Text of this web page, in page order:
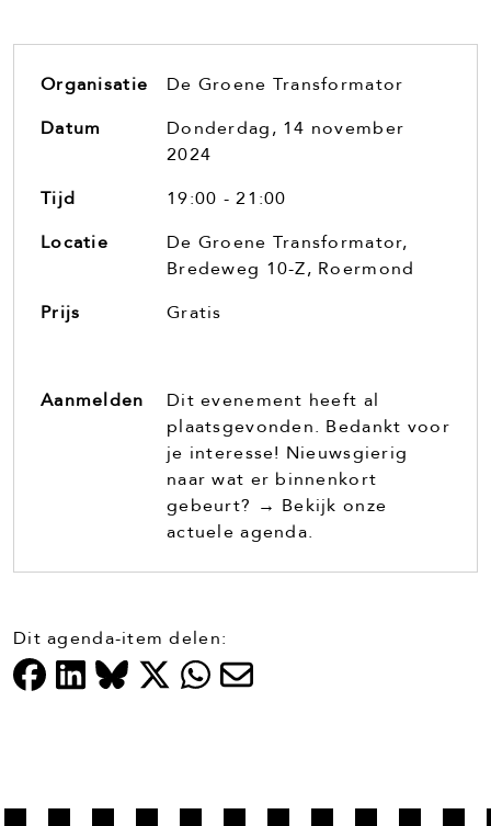
Organisatie
De Groene Transformator
Datum
Donderdag, 14 november
2024
Tijd
19:00 - 21:00
Locatie
De Groene Transformator,
Bredeweg 10-Z, Roermond
Prijs
Gratis
Aanmelden
Dit evenement heeft al
plaatsgevonden. Bedankt voor
je interesse! Nieuwsgierig
naar wat er binnenkort
gebeurt? → Bekijk onze
actuele agenda.
Dit agenda-item delen: